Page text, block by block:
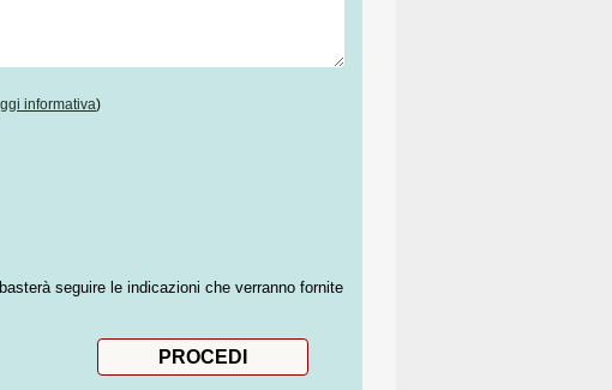
informativa)
seguire le indicazioni che verranno fornite